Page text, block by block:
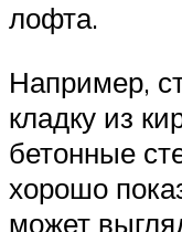
лофта.
Например,
кладку из
бетонные
хорошо
может